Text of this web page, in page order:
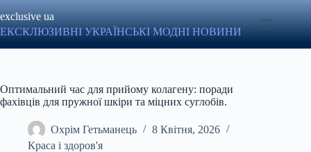
до
вмісту
exclusive ua
ЕКСКЛЮЗИВНІ УКРАЇНСЬКІ МОДНІ НОВИНИ
Оптимальний час для прийому колагену: поради
фахівців для пружної шкіри та міцних суглобів.
Охрім Гетьманець
8 Квітня, 2026
Краса і здоров'я